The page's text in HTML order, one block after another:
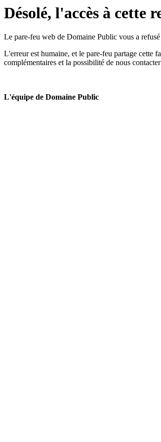
Désolé, l'accès à cette
Le pare-feu web de Domaine Public vous a
L'erreur est humaine, et le pare-feu partage cette
complémentaires et la possibilité de nous
L'équipe de Domaine Public